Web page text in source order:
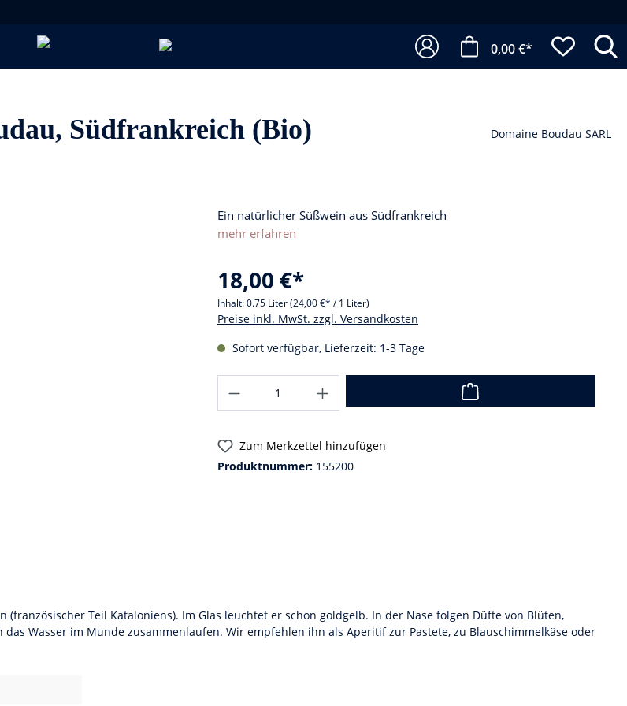
0,00 €*
Südfrankreich (Bio) Domaine Boudau SARL
Ein natürlicher Süßwein aus Südfrankreich
mehr erfahren
18,00 €*
Inhalt:0.75 Liter(24,00 €* / 1 Liter)
Preise inkl. MwSt. zzgl. Versandkosten
Sofort verfügbar, Lieferzeit: 1-3 Tage
Zum Merkzettel hinzufügen
Produktnummer: 155200
Teil Kataloniens). Im Glas leuchtet er schon goldgelb. In der Nase folgen Düfte von Blüten,
Wasser im Munde zusammenlaufen. Wir empfehlen ihn als Aperitif zur Pastete, zu Blauschimmelkäse oder